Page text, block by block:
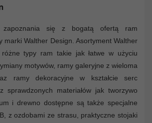
zapoznania się z bogatą ofertą ram
marki Walther Design. Asortyment Walther
różne typy ram takie jak łatwe w użyciu
motywów, ramy galeryjne z wieloma
ramy dekoracyjne w kształcie serc
sprawdzonych materiałów jak tworzywo
i drewno dostępne są także specjalne
z ozdobami ze strasu, praktyczne stojaki